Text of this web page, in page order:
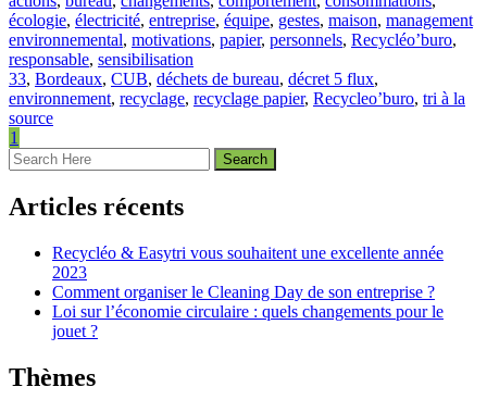
écologie, électricité, entreprise, équipe, gestes, maison, management
environnemental, motivations, papier, personnels, Recycléo’buro,
responsable, sensibilisation
33, Bordeaux, CUB, déchets de bureau, décret 5 flux,
environnement, recyclage, recyclage papier, Recycleo’buro, tri à la
source
1
Articles récents
Recycléo & Easytri vous souhaitent une excellente année
2023
Comment organiser le Cleaning Day de son entreprise ?
Loi sur l’économie circulaire : quels changements pour le
jouet ?
Thèmes